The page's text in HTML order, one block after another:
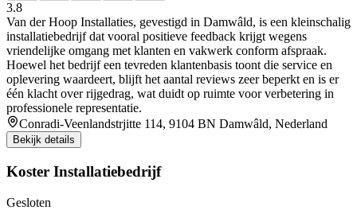
3.8
Van der Hoop Installaties, gevestigd in Damwâld, is een kleinschalig
installatiebedrijf dat vooral positieve feedback krijgt wegens
vriendelijke omgang met klanten en vakwerk conform afspraak.
Hoewel het bedrijf een tevreden klantenbasis toont die service en
oplevering waardeert, blijft het aantal reviews zeer beperkt en is er
één klacht over rijgedrag, wat duidt op ruimte voor verbetering in
professionele representatie.
Conradi-Veenlandstrjitte 114, 9104 BN Damwâld, Nederland
Bekijk details
Koster Installatiebedrijf
Gesloten